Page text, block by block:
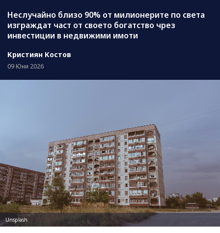
Неслучайно близо 90% от милионерите по света
изграждат част от своето богатство чрез
инвестиции в недвижими имоти
Кристиян Костов
09 Юни 2026
Unsplash